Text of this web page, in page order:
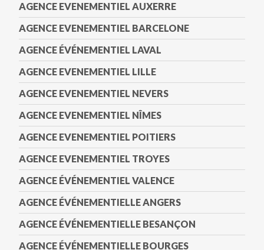
AGENCE EVENEMENTIEL AUXERRE
AGENCE EVENEMENTIEL BARCELONE
AGENCE ÉVÉNEMENTIEL LAVAL
AGENCE EVENEMENTIEL LILLE
AGENCE EVENEMENTIEL NEVERS
AGENCE EVENEMENTIEL NÎMES
AGENCE EVENEMENTIEL POITIERS
AGENCE EVENEMENTIEL TROYES
AGENCE ÉVÉNEMENTIEL VALENCE
AGENCE ÉVÉNEMENTIELLE ANGERS
AGENCE ÉVÉNEMENTIELLE BESANÇON
AGENCE ÉVÉNEMENTIELLE BOURGES